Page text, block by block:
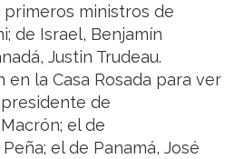
ministros de
de Israel, Benjamín
Justin Trudeau.
en la Casa Rosada para ver
de
el de
el de Panamá, José